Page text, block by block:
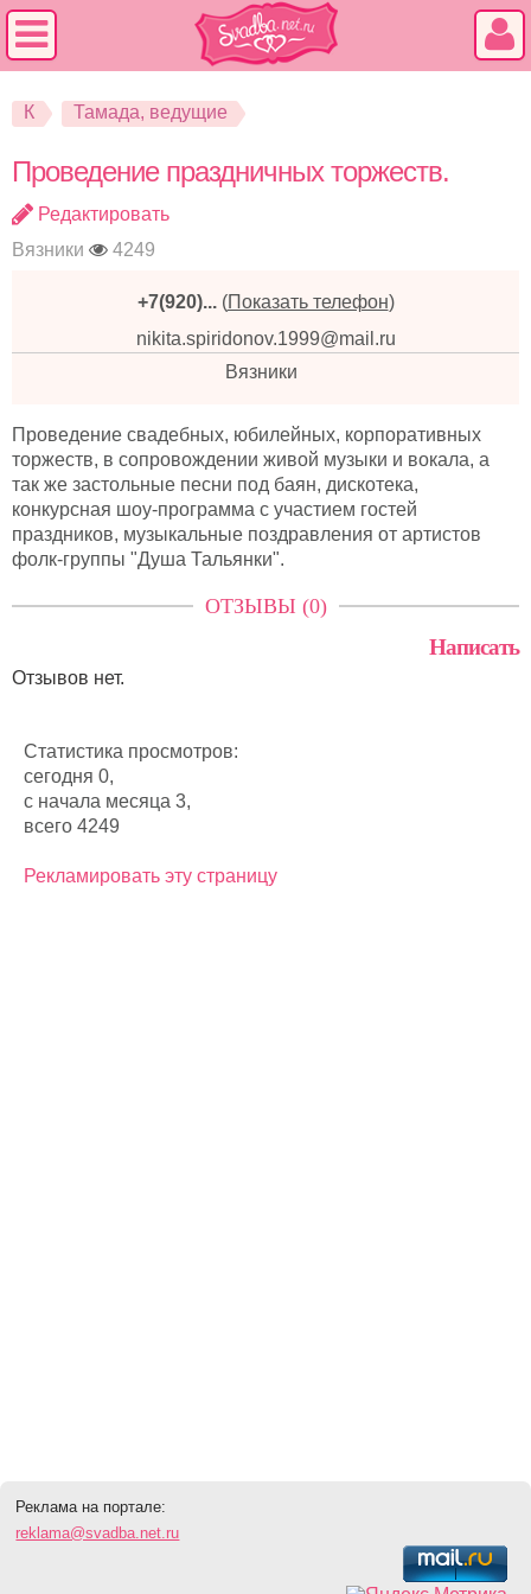
К Тамада, ведущие
Проведение праздничных торжеств.
Редактировать
Вязники
4249
+7(920)... (Показать телефон)
nikita.spiridonov.1999@mail.ru
Вязники
Проведение свадебных, юбилейных, корпоративных
торжеств, в сопровождении живой музыки и вокала, а
так же застольные песни под баян, дискотека,
конкурсная шоу-программа с участием гостей
праздников, музыкальные поздравления от артистов
фолк-группы "Душа Тальянки".
ОТЗЫВЫ (0)
Написать
Отзывов нет.
Статистика просмотров:
сегодня 0,
с начала месяца 3,
всего 4249
Рекламировать эту страницу
Реклама на портале:
reklama@svadba.net.ru